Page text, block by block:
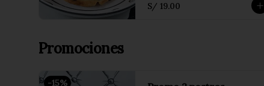
S/ 19.00
Promociones
-15%